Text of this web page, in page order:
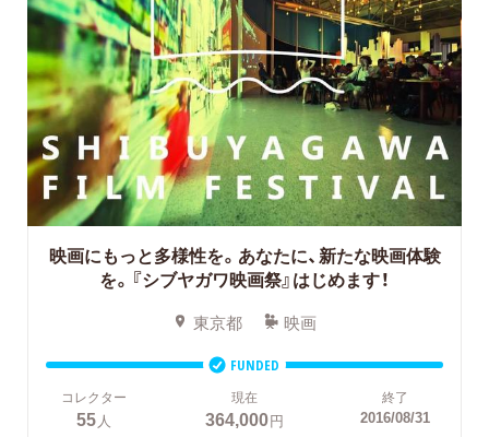
映画にもっと多様性を。あなたに、新たな映画体験
を。『シブヤガワ映画祭』はじめます！
東京都 映画
FUNDED
コレクター
55人
現在
364,000円
終了
2016/08/31